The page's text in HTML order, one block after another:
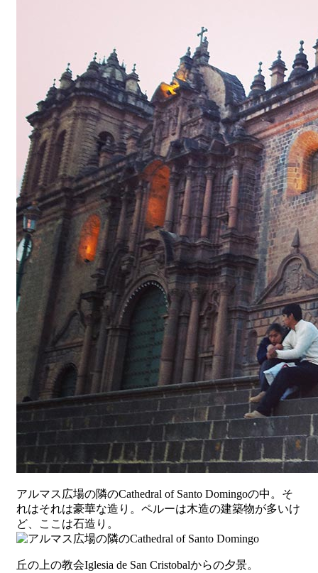
アルマス広場の隣のCathedral of Santo Domingoの中。そ
れはそれは豪華な造り。ペルーは木造の建築物が多いけ
ど、ここは石造り。
丘の上の教会Iglesia de San Cristobalからの夕景。